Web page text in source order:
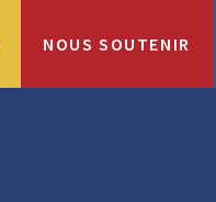
NOUS SOUTENIR